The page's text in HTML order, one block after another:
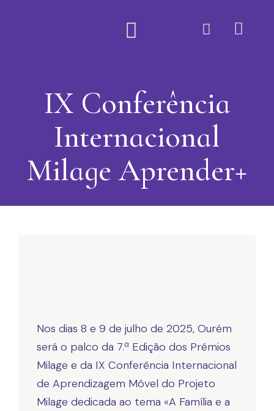
IX Conferência
Internacional
Milage Aprender+
Nos dias 8 e 9 de julho de 2025, Ourém
será o palco da 7.ª Edição dos Prémios
Milage e da IX Conferência Internacional
de Aprendizagem Móvel do Projeto
Milage dedicada ao tema «A Família e a